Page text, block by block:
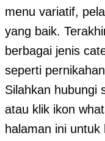
menu variatif,
yang baik.
berbagai jenis
seperti
Silahkan hubungi
atau klik ikon
halaman ini